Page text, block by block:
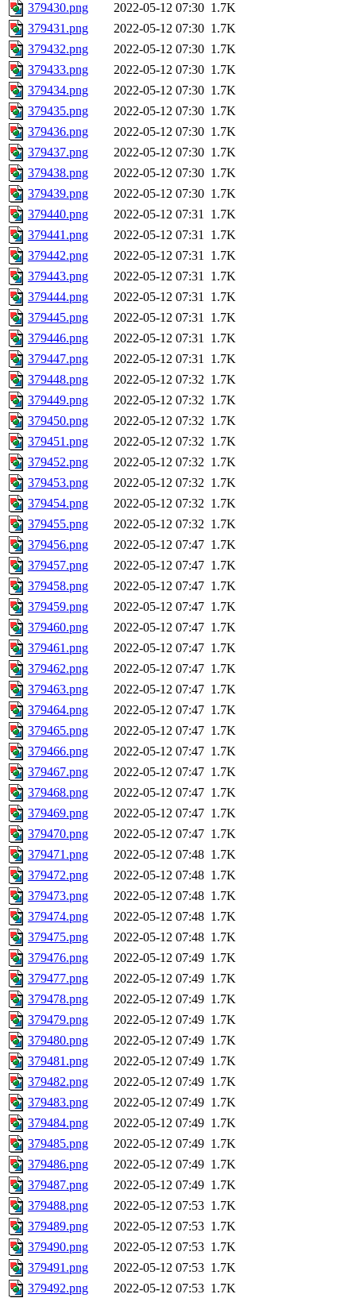
379430.png
2022-05-12 07:30 1.7K
379431.png
2022-05-12 07:30 1.7K
379432.png
2022-05-12 07:30 1.7K
379433.png
2022-05-12 07:30 1.7K
379434.png
2022-05-12 07:30 1.7K
379435.png
2022-05-12 07:30 1.7K
379436.png
2022-05-12 07:30 1.7K
379437.png
2022-05-12 07:30 1.7K
379438.png
2022-05-12 07:30 1.7K
379439.png
2022-05-12 07:30 1.7K
379440.png
2022-05-12 07:31 1.7K
379441.png
2022-05-12 07:31 1.7K
379442.png
2022-05-12 07:31 1.7K
379443.png
2022-05-12 07:31 1.7K
379444.png
2022-05-12 07:31 1.7K
379445.png
2022-05-12 07:31 1.7K
379446.png
2022-05-12 07:31 1.7K
379447.png
2022-05-12 07:31 1.7K
379448.png
2022-05-12 07:32 1.7K
379449.png
2022-05-12 07:32 1.7K
379450.png
2022-05-12 07:32 1.7K
379451.png
2022-05-12 07:32 1.7K
379452.png
2022-05-12 07:32 1.7K
379453.png
2022-05-12 07:32 1.7K
379454.png
2022-05-12 07:32 1.7K
379455.png
2022-05-12 07:32 1.7K
379456.png
2022-05-12 07:47 1.7K
379457.png
2022-05-12 07:47 1.7K
379458.png
2022-05-12 07:47 1.7K
379459.png
2022-05-12 07:47 1.7K
379460.png
2022-05-12 07:47 1.7K
379461.png
2022-05-12 07:47 1.7K
379462.png
2022-05-12 07:47 1.7K
379463.png
2022-05-12 07:47 1.7K
379464.png
2022-05-12 07:47 1.7K
379465.png
2022-05-12 07:47 1.7K
379466.png
2022-05-12 07:47 1.7K
379467.png
2022-05-12 07:47 1.7K
379468.png
2022-05-12 07:47 1.7K
379469.png
2022-05-12 07:47 1.7K
379470.png
2022-05-12 07:47 1.7K
379471.png
2022-05-12 07:48 1.7K
379472.png
2022-05-12 07:48 1.7K
379473.png
2022-05-12 07:48 1.7K
379474.png
2022-05-12 07:48 1.7K
379475.png
2022-05-12 07:48 1.7K
379476.png
2022-05-12 07:49 1.7K
379477.png
2022-05-12 07:49 1.7K
379478.png
2022-05-12 07:49 1.7K
379479.png
2022-05-12 07:49 1.7K
379480.png
2022-05-12 07:49 1.7K
379481.png
2022-05-12 07:49 1.7K
379482.png
2022-05-12 07:49 1.7K
379483.png
2022-05-12 07:49 1.7K
379484.png
2022-05-12 07:49 1.7K
379485.png
2022-05-12 07:49 1.7K
379486.png
2022-05-12 07:49 1.7K
379487.png
2022-05-12 07:49 1.7K
379488.png
2022-05-12 07:53 1.7K
379489.png
2022-05-12 07:53 1.7K
379490.png
2022-05-12 07:53 1.7K
379491.png
2022-05-12 07:53 1.7K
379492.png
2022-05-12 07:53 1.7K